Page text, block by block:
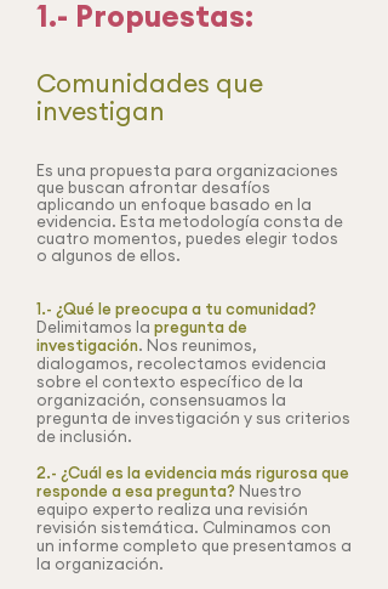
1.- Propuestas:
Comunidades que
investigan
Es una propuesta para organizaciones
que buscan afrontar desafíos
aplicando un enfoque basado en la
evidencia. Esta metodología consta de
cuatro momentos, puedes elegir todos
o algunos de ellos.
1.- ¿Qué le preocupa a tu comunidad?
Delimitamos la pregunta de
investigación. Nos reunimos,
dialogamos, recolectamos evidencia
sobre el contexto específico de la
organización, consensuamos la
pregunta de investigación y sus criterios
de inclusión.
2.- ¿Cuál es la evidencia más rigurosa que
responde a esa pregunta? Nuestro
equipo experto realiza una revisión
revisión sistemática. Culminamos con
un informe completo que presentamos a
la organización.